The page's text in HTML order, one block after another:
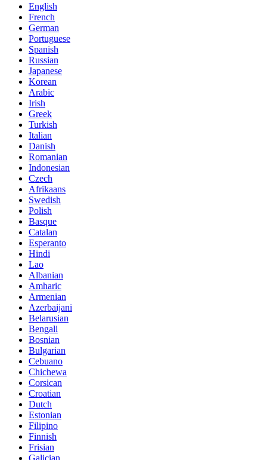
English
French
German
Portuguese
Spanish
Russian
Japanese
Korean
Arabic
Irish
Greek
Turkish
Italian
Danish
Romanian
Indonesian
Czech
Afrikaans
Swedish
Polish
Basque
Catalan
Esperanto
Hindi
Lao
Albanian
Amharic
Armenian
Azerbaijani
Belarusian
Bengali
Bosnian
Bulgarian
Cebuano
Chichewa
Corsican
Croatian
Dutch
Estonian
Filipino
Finnish
Frisian
Galician